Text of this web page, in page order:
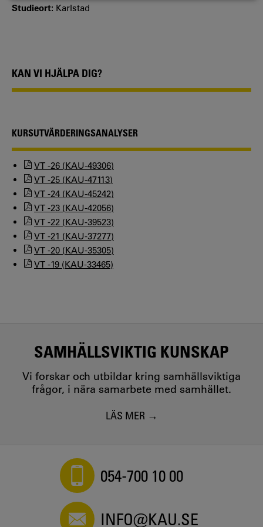
Studieort: Karlstad
KAN VI HJÄLPA DIG?
KURSUTVÄRDERINGSANALYSER
VT -26 (KAU-49306)
VT -25 (KAU-47113)
VT -24 (KAU-45242)
VT -23 (KAU-42056)
VT -22 (KAU-39523)
VT -21 (KAU-37277)
VT -20 (KAU-35305)
VT -19 (KAU-33465)
SAMHÄLLSVIKTIG KUNSKAP
Vi forskar och utbildar kring samhällsviktiga
frågor, i nära samarbete med samhället.
LÄS MER
054-700 10 00
INFO@KAU.SE